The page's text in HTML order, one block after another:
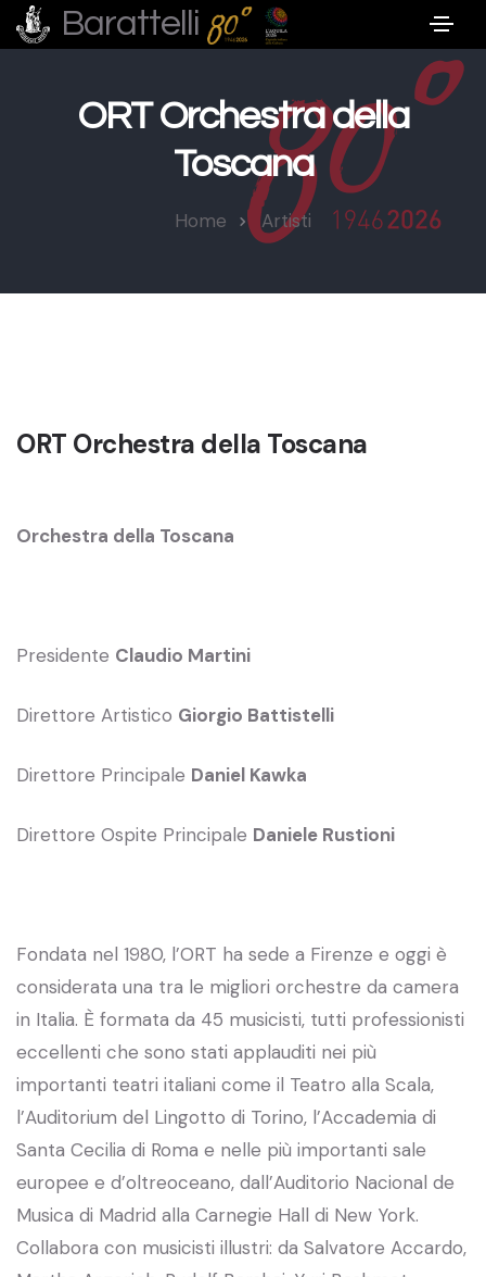
Barattelli
ORT Orchestra della
Toscana
Home Artisti
ORT Orchestra della Toscana
Orchestra della Toscana
Presidente Claudio Martini
Direttore Artistico Giorgio Battistelli
Direttore Principale Daniel Kawka
Direttore Ospite Principale Daniele Rustioni
Fondata nel 1980, l’ORT ha sede a Firenze e oggi è
considerata una tra le migliori orchestre da camera
in Italia. È formata da 45 musicisti, tutti professionisti
eccellenti che sono stati applauditi nei più
importanti teatri italiani come il Teatro alla Scala,
l’Auditorium del Lingotto di Torino, l’Accademia di
Santa Cecilia di Roma e nelle più importanti sale
europee e d’oltreoceano, dall’Auditorio Nacional de
Musica di Madrid alla Carnegie Hall di New York.
Collabora con musicisti illustri: da Salvatore Accardo,